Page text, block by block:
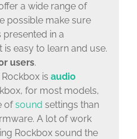
a wide range of
possible make sure
in a
easy to learn and use.
users.
is audio
for most models,
ofsound settings than
A lot of work
Rockbox sound the